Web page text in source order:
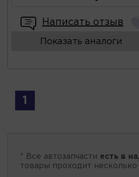
Написать отзыв
Показать аналоги
1
* Все автозапчасти есть в
товары проходит несколько